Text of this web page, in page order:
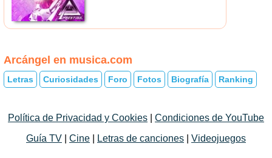
Arcángel en musica.com
Letras Curiosidades Foro Fotos Biografía Ranking
Política de Privacidad y Cookies
Condiciones de YouTube
Guía TV
Cine Letras de canciones Videojuegos